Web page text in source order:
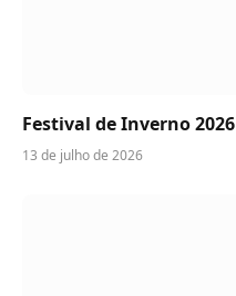
Festival de Inverno 2026
13 de julho de 2026